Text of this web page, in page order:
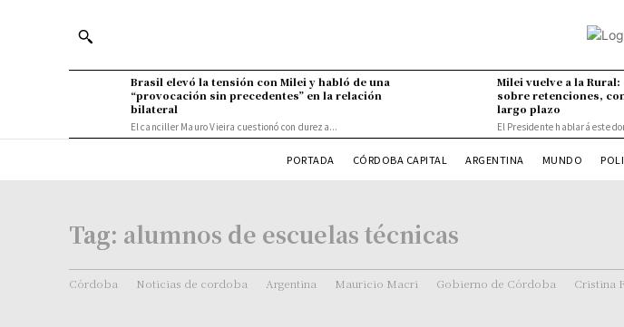
Brasil elevó la tensión con Milei y habló de una
“provocación sin precedentes” en la relación
bilateral
El canciller Mauro Vieira cuestionó con dureza...
Milei vuelve a la
sobre retenciones,
largo plazo
El Presidente hablará este
PORTADA CÓRDOBA CAPITAL ARGENTINA MUNDO
Tag: alumnos de escuelas técnicas
Córdoba Noticias de cordoba Argentina Mauricio Macri Gobierno de Córdoba Cristina